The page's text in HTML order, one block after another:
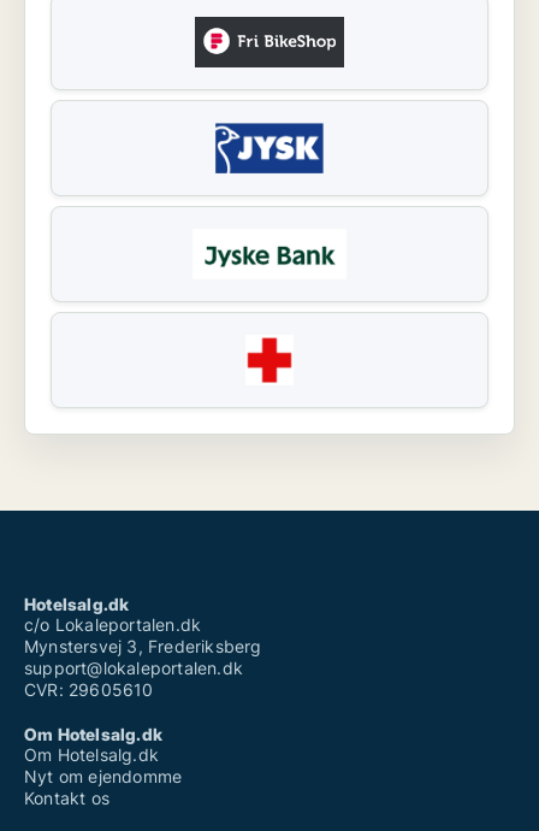
Hotelsalg.dk
c/o Lokaleportalen.dk
Mynstersvej 3, Frederiksberg
support@lokaleportalen.dk
CVR: 29605610
Om Hotelsalg.dk
Om Hotelsalg.dk
Nyt om ejendomme
Kontakt os